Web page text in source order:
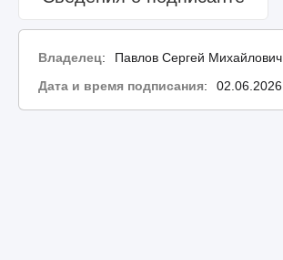
Владелец:
Павлов Сергей Михайлович
Дата и время подписания: